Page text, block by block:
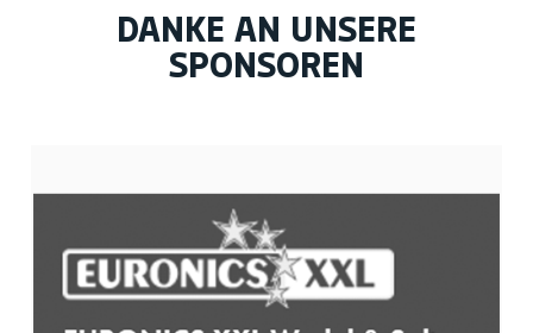
DANKE AN UNSERE
SPONSOREN